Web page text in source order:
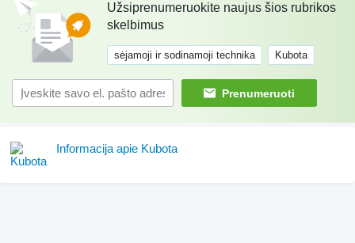
Užsiprenumeruokite naujus šios rubrikos
skelbimus
sėjamoji ir sodinamoji technika Kubota
Prenumeruoti
Informacija apie Kubota